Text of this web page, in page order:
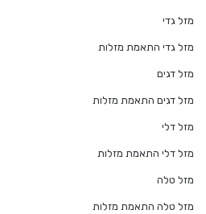
מזל גדי
מזל גדי התאמת מזלות
מזל דגים
מזל דגים התאמת מזלות
מזל דלי
מזל דלי התאמת מזלות
מזל טלה
מזל טלה התאמת מזלות